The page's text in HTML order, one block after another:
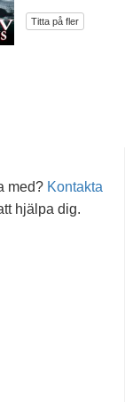
Titta på fler
med? Kontakta
hjälpa dig.